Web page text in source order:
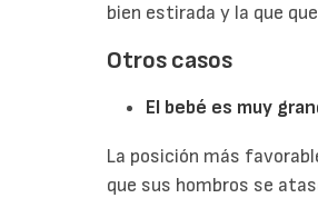
bien estirada y la que
Otros casos
El bebé es muy
La posición más
que sus hombros se